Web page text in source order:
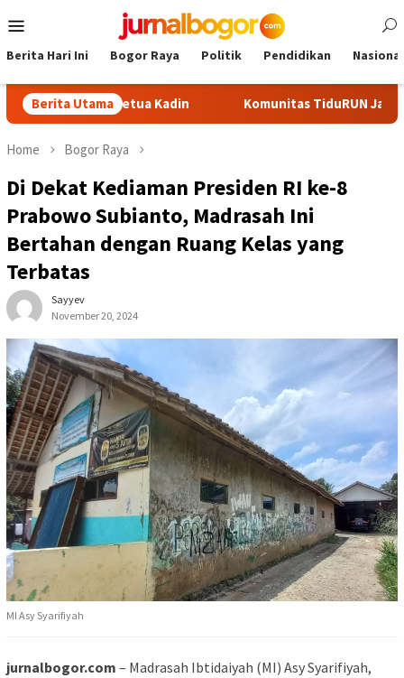
to
Menu
Berita Hari Ini Bogor Raya Politik Pendidikan Nasional
Berita Utama
Ketua Kadin Komunitas TiduRUN Jajal Jalur Baru
Home Bogor Raya
Di Dekat Kediaman Presiden RI ke-8
Prabowo Subianto, Madrasah Ini
Bertahan dengan Ruang Kelas yang
Terbatas
Sayyev
November 20, 2024
MI Asy Syarifiyah
jurnalbogor.com – Madrasah Ibtidaiyah (MI) Asy Syarifiyah,